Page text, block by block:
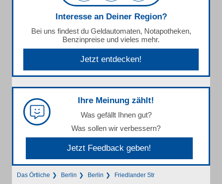
Interesse an Deiner Region?
Bei uns findest du Geldautomaten, Notapotheken,
Benzinpreise und vieles mehr.
Jetzt entdecken!
Ihre Meinung zählt!
Was gefällt Ihnen gut?
Was sollen wir verbessern?
Jetzt Feedback geben!
Das Örtliche Berlin Berlin Friedlander Str